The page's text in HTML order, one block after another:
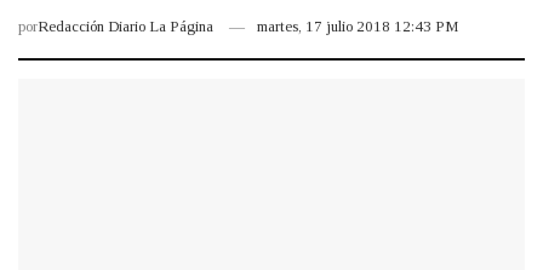
porRedacción Diario La Página martes, 17 julio 2018 12:43 PM